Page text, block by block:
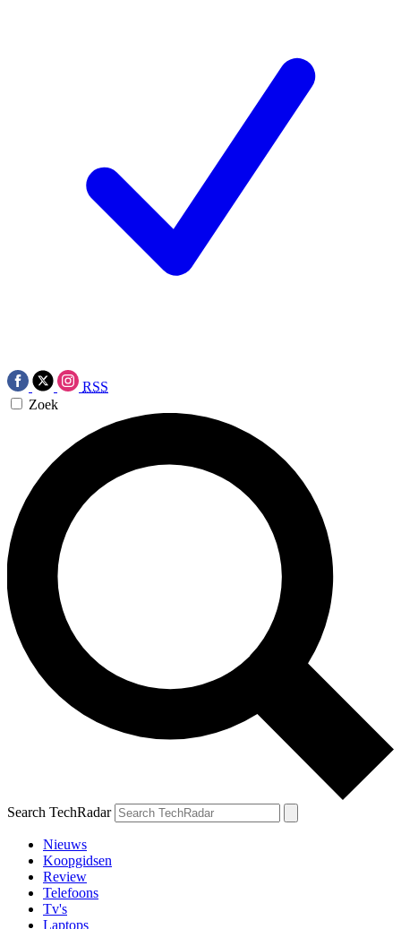
RSS
Zoek
Search TechRadar
Nieuws
Koopgidsen
Review
Telefoons
Tv's
Laptops